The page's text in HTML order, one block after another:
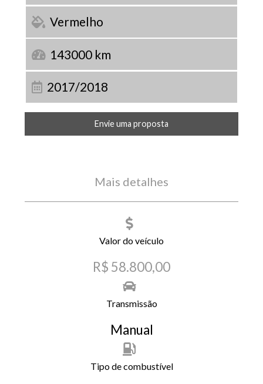
Vermelho
143000 km
2017/2018
Envie uma proposta
Mais detalhes
Valor do veículo
R$ 58.800,00
Transmissão
Manual
Tipo de combustível